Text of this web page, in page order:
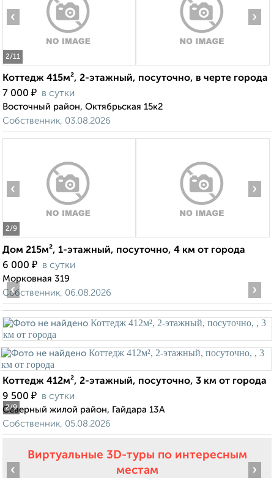
2/11
‹ ›
Коттедж 415м², 2-этажный, посуточно, в черте города
7 000 ₽ в сутки
Восточный район, Октябрьская 15к2
Собственник, 03.08.2026
2/9
‹ ›
Дом 215м², 1-этажный, посуточно, 4 км от города
6 000 ₽ в сутки
Морковная 319
Собственник, 06.08.2026
2/9
‹ ›
Коттедж 412м², 2-этажный, посуточно, 3 км от города
9 500 ₽ в сутки
Северный жилой район, Гайдара 13А
Собственник, 05.08.2026
Виртуальные 3D-туры по интересным
местам
‹ ›